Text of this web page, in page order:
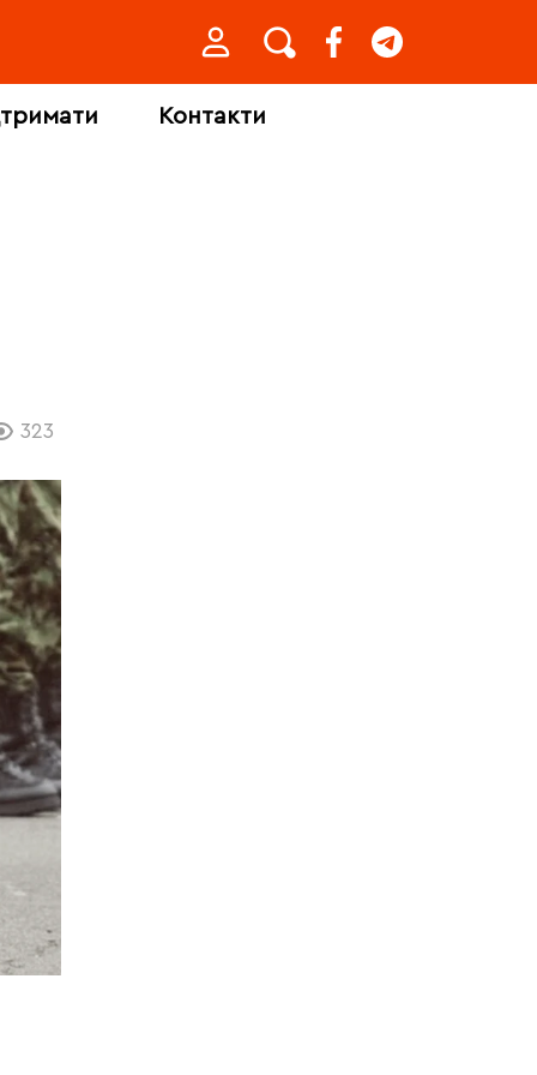
Контакти
323